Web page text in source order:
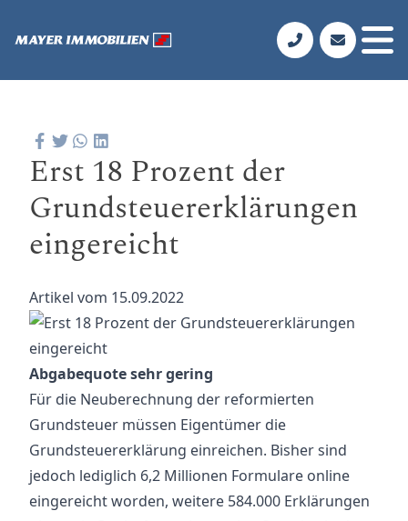
Erst 18 Prozent der
Grundsteuererklärungen
eingereicht
Artikel vom 15.09.2022
Abgabequote sehr gering
Für die Neuberechnung der reformierten
Grundsteuer müssen Eigentümer die
Grundsteuererklärung einreichen. Bisher sind
jedoch lediglich 6,2 Millionen Formulare online
eingereicht worden, weitere 584.000 Erklärungen